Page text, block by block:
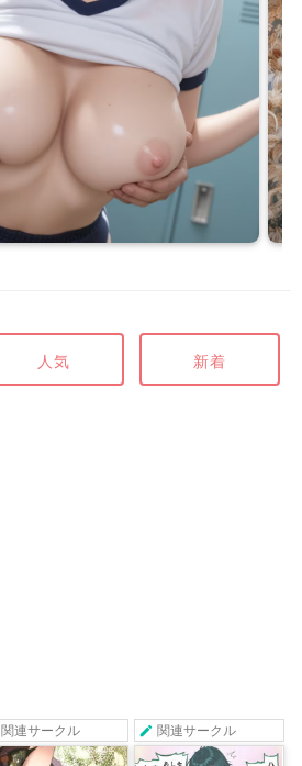
人気 新着
関連サークル 関連サークル